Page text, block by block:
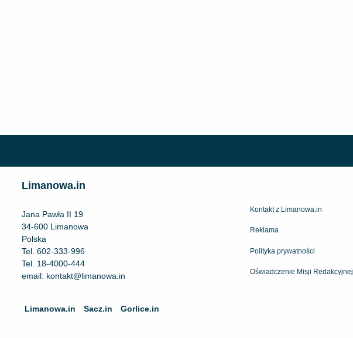
Limanowa.in
Jana Pawła II 19
34-600 Limanowa
Polska
Tel. 602-333-996
Tel. 18-4000-444
email: kontakt@limanowa.in
Kontakt z Limanowa.in
Reklama
Polityka prywatności
Oświadczenie Misji Redakcyjnej
Limanowa.in Sacz.in Gorlice.in